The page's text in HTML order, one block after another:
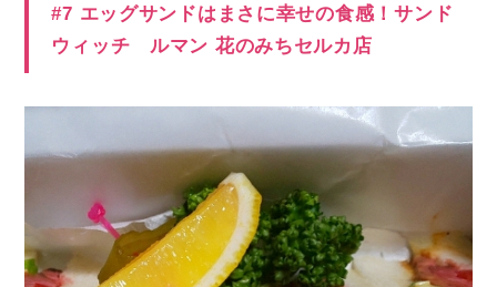
#7 エッグサンドはまさに幸せの食感！サンド
ウィッチ ルマン 花のみちセルカ店